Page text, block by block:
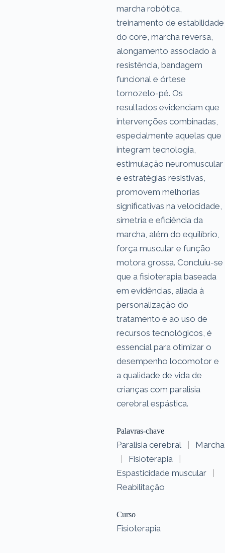
marcha robótica,
treinamento de estabilidade
do core, marcha reversa,
alongamento associado à
resistência, bandagem
funcional e órtese
tornozelo-pé. Os
resultados evidenciam que
intervenções combinadas,
especialmente aquelas que
integram tecnologia,
estimulação neuromuscular
e estratégias resistivas,
promovem melhorias
significativas na velocidade,
simetria e eficiência da
marcha, além do equilíbrio,
força muscular e função
motora grossa. Concluiu-se
que a fisioterapia baseada
em evidências, aliada à
personalização do
tratamento e ao uso de
recursos tecnológicos, é
essencial para otimizar o
desempenho locomotor e
a qualidade de vida de
crianças com paralisia
cerebral espástica.
Palavras-chave
Paralisia cerebral |
Marcha
|
Fisioterapia
|
Espasticidade muscular
|
Reabilitação
Curso
Fisioterapia